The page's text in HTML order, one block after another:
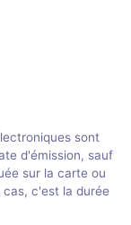
sont
d'émission, sauf
sur la carte ou
cas, c'est la durée